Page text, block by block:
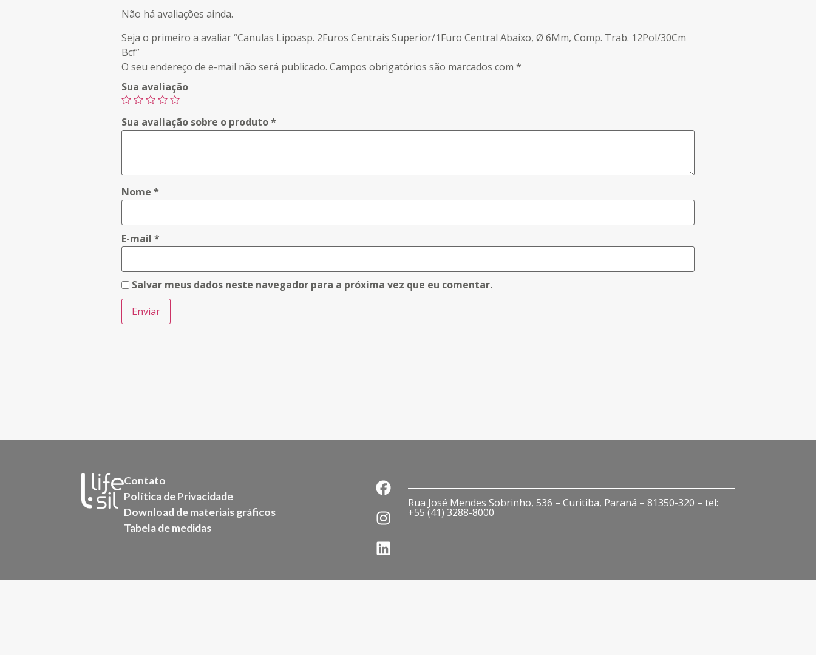
Não há avaliações ainda.
Seja o primeiro a avaliar “Canulas Lipoasp. 2Furos Centrais Superior/1Furo Central Abaixo, Ø 6Mm, Comp. Trab. 12Pol/30Cm
Bcf”
O seu endereço de e-mail não será publicado. Campos obrigatórios são marcados com *
Sua avaliação
Sua avaliação sobre o produto*
Nome *
E-mail *
Salvar meus dados neste navegador para a próxima vez que eu comentar.
Contato
Política de Privacidade
Download de materiais gráficos
Tabela de medidas
Rua José Mendes Sobrinho, 536 – Curitiba, Paraná – 81350-320 – tel:
+55 (41) 3288-8000